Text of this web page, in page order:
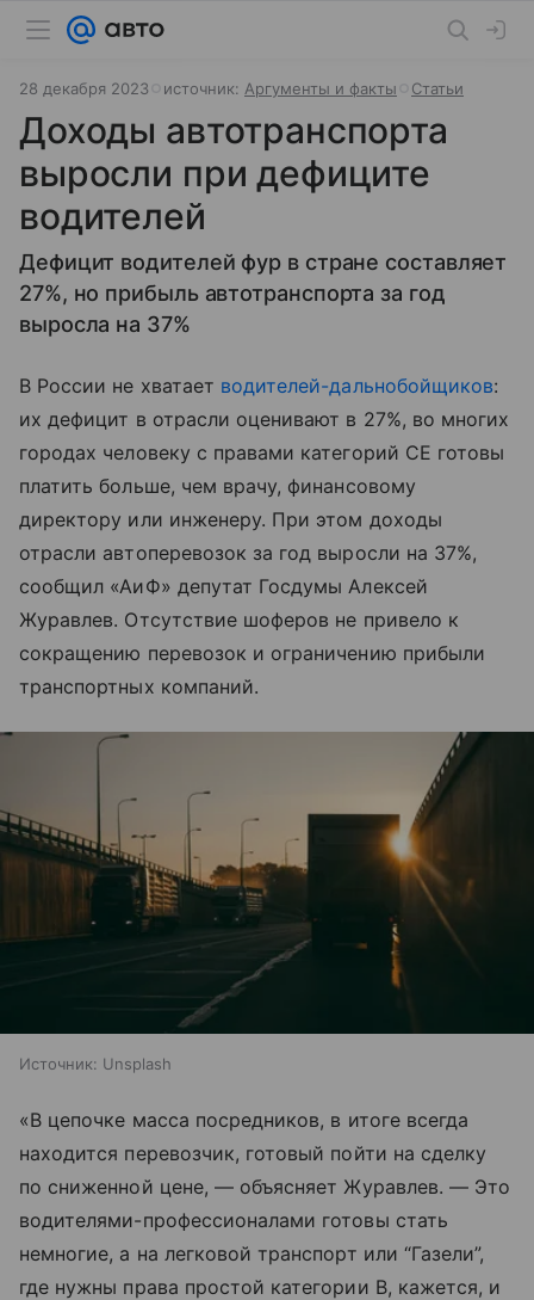
28 декабря 2023 источник: Аргументы и факты Статьи
Доходы автотранспорта
выросли при дефиците
водителей
Дефицит водителей фур в стране составляет
27%, но прибыль автотранспорта за год
выросла на 37%
В России не хватает водителей-дальнобойщиков:
их дефицит в отрасли оценивают в 27%, во многих
городах человеку с правами категорий СЕ готовы
платить больше, чем врачу, финансовому
директору или инженеру. При этом доходы
отрасли автоперевозок за год выросли на 37%,
сообщил «АиФ» депутат Госдумы Алексей
Журавлев. Отсутствие шоферов не привело к
сокращению перевозок и ограничению прибыли
транспортных компаний.
Источник: Unsplash
«В цепочке масса посредников, в итоге всегда
находится перевозчик, готовый пойти на сделку
по сниженной цене, — объясняет Журавлев. — Это
водителями-профессионалами готовы стать
немногие, а на легковой транспорт или “Газели”,
где нужны права простой категории В, кажется, и